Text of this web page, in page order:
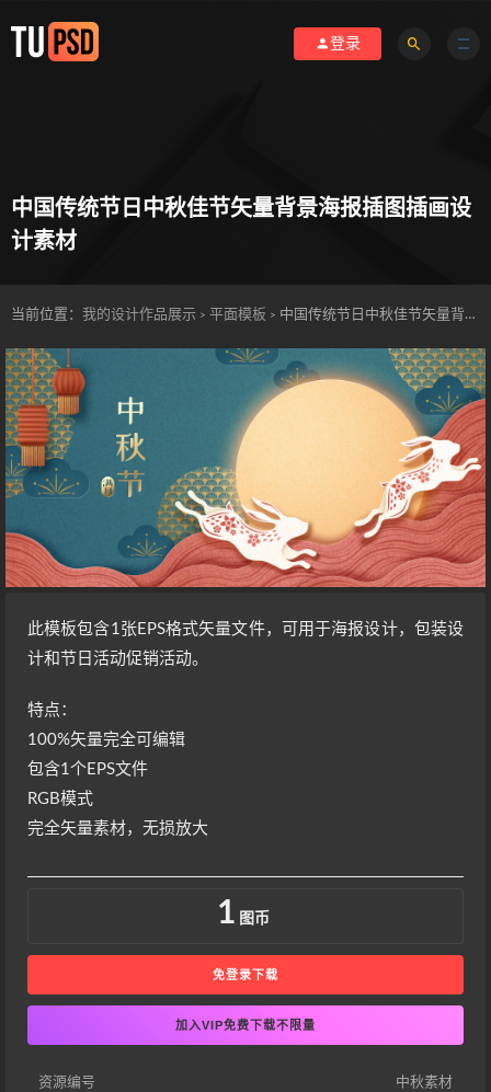
登录
中国传统节日中秋佳节矢量背景海报插图插画设
计素材
当前位置： 我的设计作品展示 > 平面模板 > 中国传统节日中秋佳节矢量背景海报插图插画设计素材
此模板包含1张EPS格式矢量文件，可用于海报设计，包装设
计和节日活动促销活动。
特点：
100%矢量完全可编辑
包含1个EPS文件
RGB模式
完全矢量素材，无损放大
1 图币
免登录下载
加入VIP免费下载不限量
资源编号 中秋素材